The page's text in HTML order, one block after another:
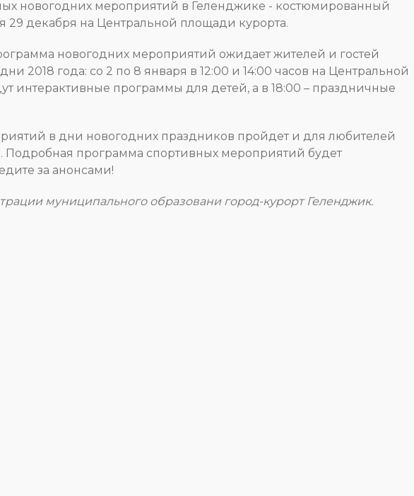
новогодних мероприятий в Геленджике - костюмированный
29 декабря на Центральной площади курорта.
новогодних мероприятий ожидает жителей и гостей
2018 года: со 2 по 8 января в 12:00 и 14:00 часов на Центральной
интерактивные программы для детей, а в 18:00 – праздничные
в дни новогодних праздников пройдет и для любителей
Подробная программа спортивных мероприятий будет
за анонсами!
муниципального образовани город-курорт Геленджик.